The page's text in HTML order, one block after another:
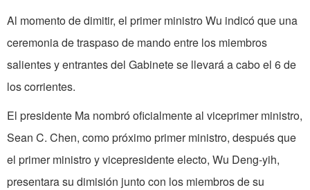
Al momento de dimitir, el primer ministro Wu indicó que una
ceremonia de traspaso de mando entre los miembros
salientes y entrantes del Gabinete se llevará a cabo el 6 de
los corrientes.
El presidente Ma nombró oficialmente al viceprimer ministro,
Sean C. Chen, como próximo primer ministro, después que
el primer ministro y vicepresidente electo, Wu Deng-yih,
presentara su dimisión junto con los miembros de su